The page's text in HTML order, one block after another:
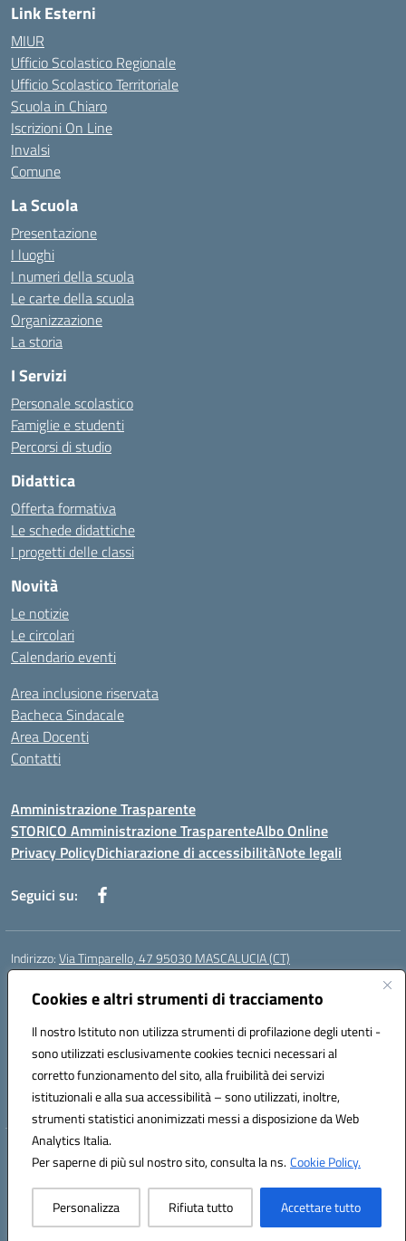
Cookies e altri strumenti di tracciamento
Il nostro Istituto non utilizza strumenti di profilazione degli utenti -
sono utilizzati esclusivamente cookies tecnici necessari al
corretto funzionamento del sito, alla fruibilità dei servizi
istituzionali e alla sua accessibilità – sono utilizzati, inoltre,
strumenti statistici anonimizzati messi a disposizione da Web
Analytics Italia.
Per saperne di più sul nostro sito, consulta la ns.Cookie Policy.
Personalizza Rifiuta tutto Accettare tutto
Link Esterni
MIUR
Ufficio Scolastico Regionale
Ufficio Scolastico Territoriale
Scuola in Chiaro
Iscrizioni On Line
Invalsi
Comune
La Scuola
Presentazione
I luoghi
I numeri della scuola
Le carte della scuola
Organizzazione
La storia
I Servizi
Personale scolastico
Famiglie e studenti
Percorsi di studio
Didattica
Offerta formativa
Le schede didattiche
I progetti delle classi
Novità
Le notizie
Le circolari
Calendario eventi
Area inclusione riservata
Bacheca Sindacale
Area Docenti
Contatti
Amministrazione Trasparente
STORICO Amministrazione TrasparenteAlbo Online
Privacy PolicyDichiarazione di accessibilitàNote legali
Seguici su:
Indirizzo:Via Timparello, 47 95030 MASCALUCIA (CT)
Centralino:
Posta elettronica certificata (PEC):ctic8bc002@pec.istruzione.it
Codice fiscale: 93238350875
Codice meccanografico:ctic8bc002
Codice Indice delle Pubbliche Amministrazioni (IPA): istsc_ctic8bc002
Codice unico di fatturazione (CUF): 2PO2JW
Hosting & Powered by 3D Solution S.r.l.
Concept & Design by Designers Italia